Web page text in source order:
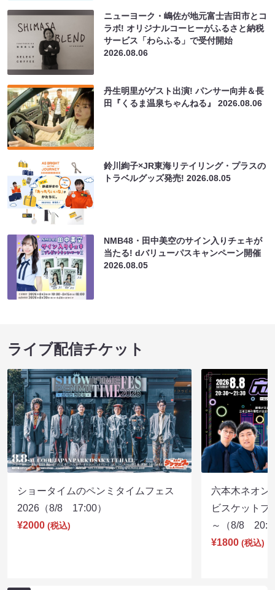
ニューヨーク・嶋佐が地元富士吉田市とコ
ラボ! オリジナルコーヒーがふるさと納税
サービス「わらふる」で受付開始
2026.08.06
丹生明里がゲスト出演! パンサー向井＆長
田『くるま温泉ちゃんねる』2026.08.06
鈴川絢子×JR東海リテイリング・プラスの
トラベルグッズ発売!2026.08.05
NMB48・田中美空のサイン入りチェキが
当たる! dバリューパスキャンペーン開催
2026.08.05
ライブ配信チケット
ショータイムのペンミタイムフェス
2026（8/8 17:00）
¥2000 (税込)
六本木ネオン
ビスケットブ
～（8/8
¥1800 (税込)